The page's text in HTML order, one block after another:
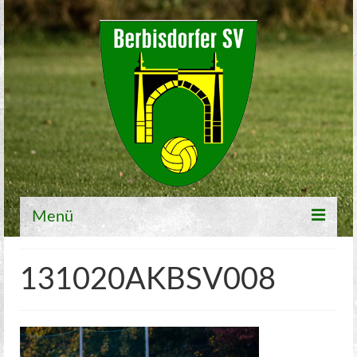
Menü
Fußball
1. Mannschaft
131020AKBSV008